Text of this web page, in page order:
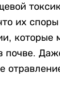
их
которые
почве.